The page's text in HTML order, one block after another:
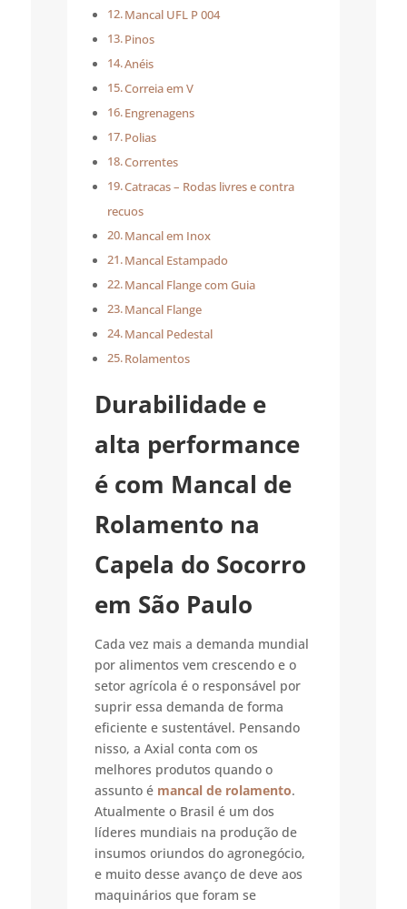
Mancal UFL P 004
Pinos
Anéis
Correia em V
Engrenagens
Polias
Correntes
Catracas – Rodas livres e contra
recuos
Mancal em Inox
Mancal Estampado
Mancal Flange com Guia
Mancal Flange
Mancal Pedestal
Rolamentos
Durabilidade e
alta performance
é com Mancal de
Rolamento na
Capela do Socorro
em São Paulo
Cada vez mais a demanda mundial
por alimentos vem crescendo e o
setor agrícola é o responsável por
suprir essa demanda de forma
eficiente e sustentável. Pensando
nisso, a Axial conta com os
melhores produtos quando o
assunto é mancal de rolamento.
Atualmente o Brasil é um dos
líderes mundiais na produção de
insumos oriundos do agronegócio,
e muito desse avanço de deve aos
maquinários que foram se